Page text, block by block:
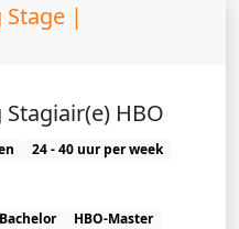
|
HBO
24 - 40 uur per week
HBO-Master